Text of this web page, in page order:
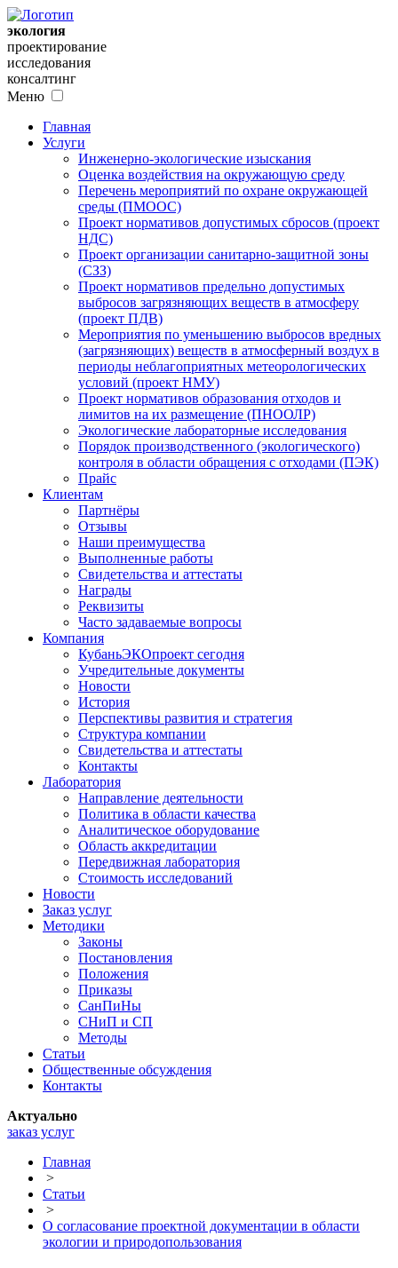
экология
проектирование
исследования
консалтинг
Меню
Главная
Услуги
Инженерно-экологические изыскания
Оценка воздействия на окружающую среду
Перечень мероприятий по охране окружающей
среды (ПМООС)
Проект нормативов допустимых сбросов (проект
НДС)
Проект организации санитарно-защитной зоны
(СЗЗ)
Проект нормативов предельно допустимых
выбросов загрязняющих веществ в атмосферу
(проект ПДВ)
Мероприятия по уменьшению выбросов вредных
(загрязняющих) веществ в атмосферный воздух в
периоды неблагоприятных метеорологических
условий (проект НМУ)
Проект нормативов образования отходов и
лимитов на их размещение (ПНООЛР)
Экологические лабораторные исследования
Порядок производственного (экологического)
контроля в области обращения с отходами (ПЭК)
Прайс
Клиентам
Партнёры
Отзывы
Наши преимущества
Выполненные работы
Свидетельства и аттестаты
Награды
Реквизиты
Часто задаваемые вопросы
Компания
КубаньЭКОпроект сегодня
Учредительные документы
Новости
История
Перспективы развития и стратегия
Структура компании
Свидетельства и аттестаты
Контакты
Лаборатория
Направление деятельности
Политика в области качества
Аналитическое оборудование
Область аккредитации
Передвижная лаборатория
Стоимость исследований
Новости
Заказ услуг
Методики
Законы
Постановления
Положения
Приказы
СанПиНы
СНиП и СП
Методы
Статьи
Общественные обсуждения
Контакты
Актуально
заказ услуг
Главная
>
Статьи
>
О согласование проектной документации в области
экологии и природопользования